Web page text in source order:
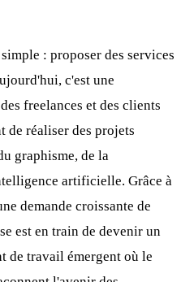
: proposer des services
c'est une
freelances et des clients
de réaliser des projets
graphisme, de la
artificielle. Grâce à
demande croissante de
est en train de devenir un
de travail émergent où le